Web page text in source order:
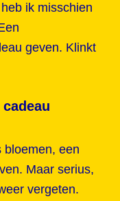
ik misschien
geven. Klinkt
bloemen, een
Maar serius,
vergeten.